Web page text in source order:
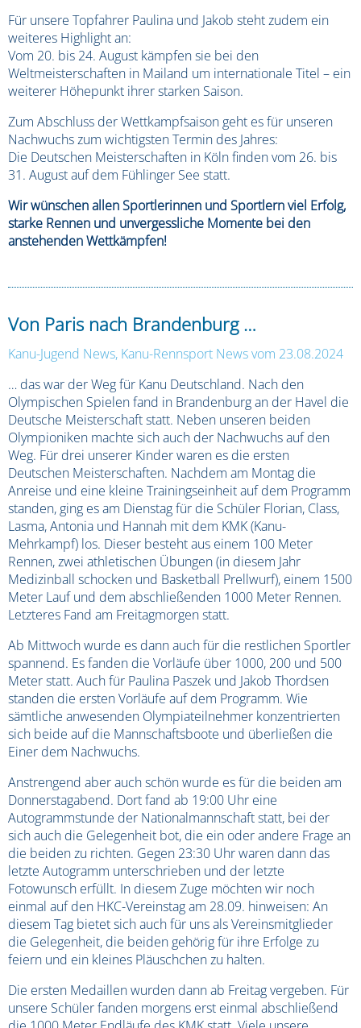
Für unsere Topfahrer Paulina und Jakob steht zudem ein
weiteres Highlight an:
Vom 20. bis 24. August kämpfen sie bei den
Weltmeisterschaften in Mailand um internationale Titel – ein
weiterer Höhepunkt ihrer starken Saison.
Zum Abschluss der Wettkampfsaison geht es für unseren
Nachwuchs zum wichtigsten Termin des Jahres:
Die Deutschen Meisterschaften in Köln finden vom 26. bis
31. August auf dem Fühlinger See statt.
Wir wünschen allen Sportlerinnen und Sportlern viel Erfolg,
starke Rennen und unvergessliche Momente bei den
anstehenden Wettkämpfen!
Von Paris nach Brandenburg …
Kanu-Jugend News, Kanu-Rennsport Newsvom 23.08.2024
… das war der Weg für Kanu Deutschland. Nach den
Olympischen Spielen fand in Brandenburg an der Havel die
Deutsche Meisterschaft statt. Neben unseren beiden
Olympioniken machte sich auch der Nachwuchs auf den
Weg. Für drei unserer Kinder waren es die ersten
Deutschen Meisterschaften. Nachdem am Montag die
Anreise und eine kleine Trainingseinheit auf dem Programm
standen, ging es am Dienstag für die Schüler Florian, Class,
Lasma, Antonia und Hannah mit dem KMK (Kanu-
Mehrkampf) los. Dieser besteht aus einem 100 Meter
Rennen, zwei athletischen Übungen (in diesem Jahr
Medizinball schocken und Basketball Prellwurf), einem 1500
Meter Lauf und dem abschließenden 1000 Meter Rennen.
Letzteres Fand am Freitagmorgen statt.
Ab Mittwoch wurde es dann auch für die restlichen Sportler
spannend. Es fanden die Vorläufe über 1000, 200 und 500
Meter statt. Auch für Paulina Paszek und Jakob Thordsen
standen die ersten Vorläufe auf dem Programm. Wie
sämtliche anwesenden Olympiateilnehmer konzentrierten
sich beide auf die Mannschaftsboote und überließen die
Einer dem Nachwuchs.
Anstrengend aber auch schön wurde es für die beiden am
Donnerstagabend. Dort fand ab 19:00 Uhr eine
Autogrammstunde der Nationalmannschaft statt, bei der
sich auch die Gelegenheit bot, die ein oder andere Frage an
die beiden zu richten. Gegen 23:30 Uhr waren dann das
letzte Autogramm unterschrieben und der letzte
Fotowunsch erfüllt. In diesem Zuge möchten wir noch
einmal auf den HKC-Vereinstag am 28.09. hinweisen: An
diesem Tag bietet sich auch für uns als Vereinsmitglieder
die Gelegenheit, die beiden gehörig für ihre Erfolge zu
feiern und ein kleines Pläuschchen zu halten.
Die ersten Medaillen wurden dann ab Freitag vergeben. Für
unsere Schüler fanden morgens erst einmal abschließend